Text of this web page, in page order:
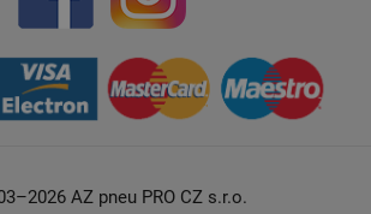
AZ pneu PRO CZ s.r.o.